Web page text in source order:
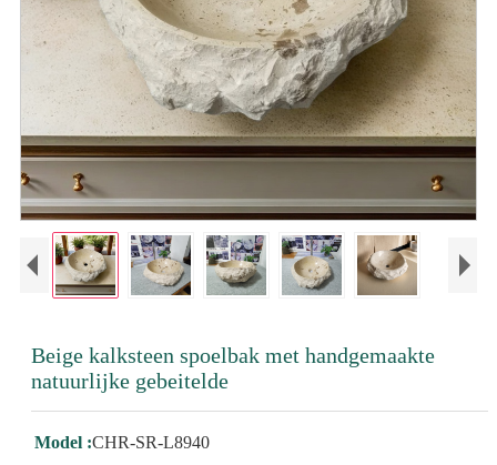
Beige kalksteen spoelbak met handgemaakte
natuurlijke gebeitelde
Model :CHR-SR-L8940